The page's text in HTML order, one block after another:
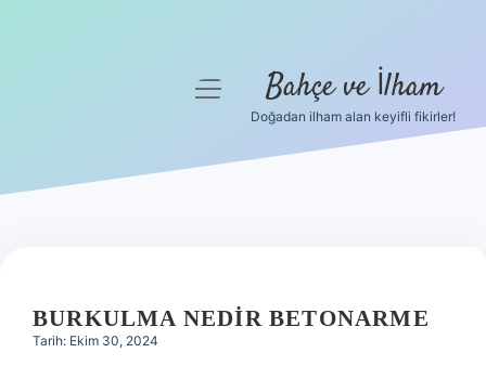
Hakkımızda
menüyü
Bahçe ve İlham
Doğadan ilham alan keyifli fikirler!
BURKULMA NEDIR BETONARME
Tarih: Ekim 30, 2024